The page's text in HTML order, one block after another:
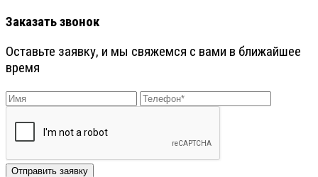
Заказать звонок
Оставьте заявку, и мы свяжемся с вами в ближайшее
время